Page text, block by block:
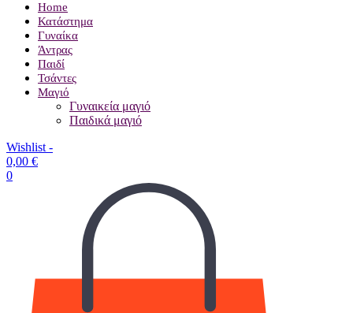
Home
Κατάστημα
Γυναίκα
Άντρας
Παιδί
Τσάντες
Μαγιό
Γυναικεία μαγιό
Παιδικά μαγιό
Wishlist -
0,00 €
0